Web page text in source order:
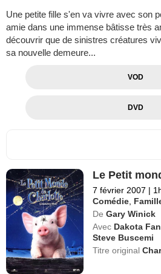
Une petite fille s'en va vivre avec son
amie dans une immense bâtisse très
découvrir que de sinistres créatures
sa nouvelle demeure...
VOD
DVD
Le Petit
7 février 2007 |
Comédie
De Gary Winick
Avec Dakota
Steve Buscemi
Titre original